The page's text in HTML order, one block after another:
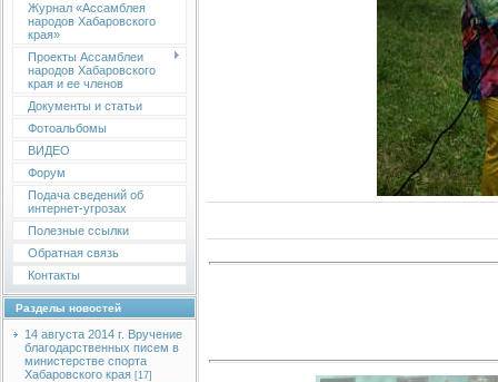
Журнал «Ассамблея
народов Хабаровского
края»
Проекты Ассамблеи
народов Хабаровского
края и ее членов
Документы и статьи
Фотоальбомы
ВИДЕО
Форум
Подача сведений об
интернет-угрозах
Полезные ссылки
Обратная связь
Контакты
Разделы новостей
14 августа 2014 г. Вручение
благодарственных писем в
министерстве спорта
Хабаровского края [17]